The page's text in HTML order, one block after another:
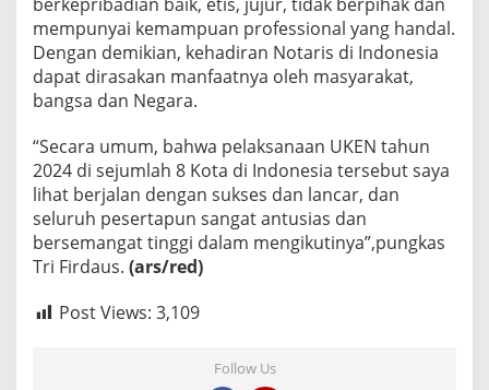
mempunyai kemampuan professional yang handal.
Dengan demikian, kehadiran Notaris di Indonesia
dapat dirasakan manfaatnya oleh masyarakat,
bangsa dan Negara.
“Secara umum, bahwa pelaksanaan UKEN tahun
2024 di sejumlah 8 Kota di Indonesia tersebut saya
lihat berjalan dengan sukses dan lancar, dan
seluruh pesertapun sangat antusias dan
bersemangat tinggi dalam mengikutinya”,pungkas
Tri Firdaus. (ars/red)
Post Views: 3,109
Follow Us